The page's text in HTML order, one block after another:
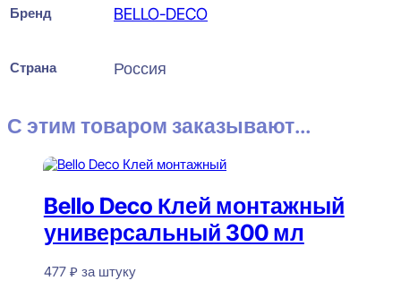
Бренд BELLO-DECO
Страна Россия
С этим товаром заказывают...
Bello Deco Клей монтажный
универсальный 300 мл
477 ₽ за штуку